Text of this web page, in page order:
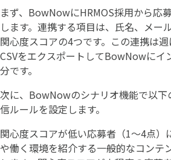
まず、BowNowにHRMOS採用から応
します。連携する項目は、氏名、メー
関心度スコアの4つです。この連携は
CSVをエクスポートしてBowNowにイ
分です。
次に、BowNowのシナリオ機能で以下
信ルールを設定します。
関心度スコアが低い応募者（1〜4点）
や働く環境を紹介する一般的なコンテ